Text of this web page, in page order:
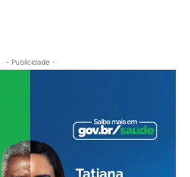
- Publicidade -